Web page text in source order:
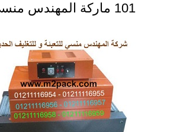
101 ماركة المهندس منسى